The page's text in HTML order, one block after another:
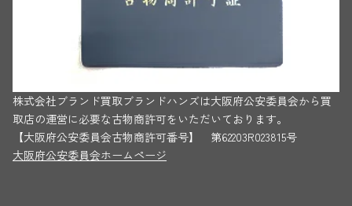
株式会社ブランド買取ブランドハンズは大阪府公安委員会から買
取店の運営に必要な古物商許可をいただいております。
【大阪府公安委員会古物商許可番号】 第62203R023815号
大阪府公安委員会ホームページ